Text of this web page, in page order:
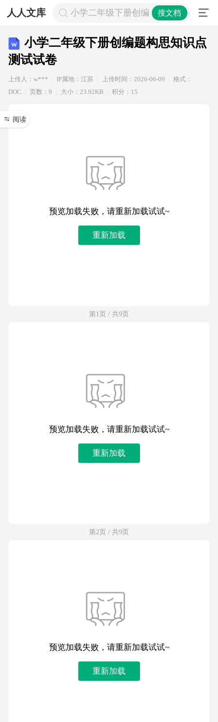
人人文库 小学二年级下册创编题构思知识点测
搜文档
小学二年级下册创编题构思知识点
测试试卷
上传人：w*** IP属地：江苏 上传时间：2026-06-09
格式：
DOC
页数：9 大小：23.92KB 积分：15
阅读
预览加载失败，请重新加载试试~
重新加载
第1页 / 共9页
预览加载失败，请重新加载试试~
重新加载
第2页 / 共9页
预览加载失败，请重新加载试试~
重新加载